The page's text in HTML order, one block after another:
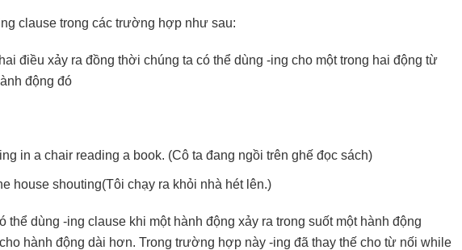
clause trong các trường hợp như sau:
điều xảy ra đồng thời chúng ta có thể dùng -ing cho một trong hai động từ
động đó
in a chair reading a book. (Cô ta đang ngồi trên ghế đọc sách)
house shouting(Tôi chạy ra khỏi nhà hét lên.)
thể dùng -ing clause khi một hành động xảy ra trong suốt một hành động
hành động dài hơn. Trong trường hợp này -ing đã thay thế cho từ nối while